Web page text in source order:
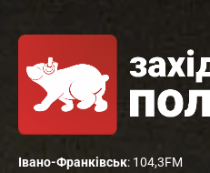
Івано-Франківськ: 104,3FM